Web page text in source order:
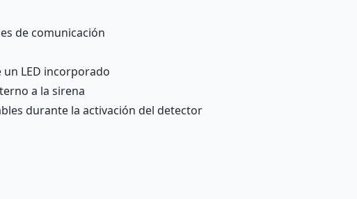
de comunicación
LED incorporado
a la sirena
durante la activación del detector